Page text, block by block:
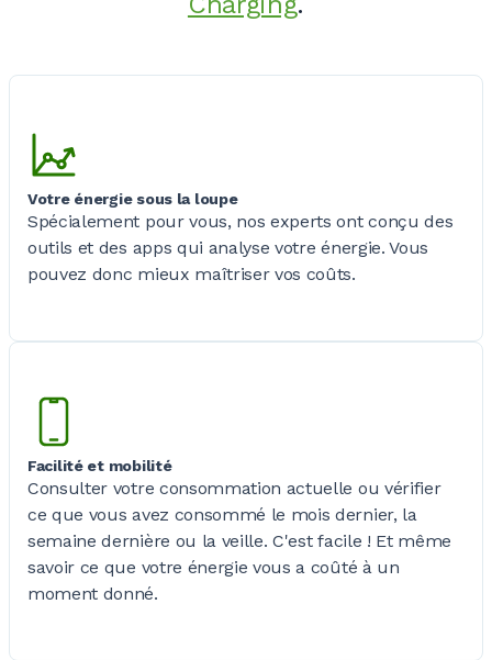
Votre énergie sous la loupe
Spécialement pour vous, nos experts ont conçu des
outils et des apps qui analyse votre énergie. Vous
pouvez donc mieux maîtriser vos coûts.
Facilité et mobilité
Consulter votre consommation actuelle ou vérifier
ce que vous avez consommé le mois dernier, la
semaine dernière ou la veille. C'estfacile ! Et même
savoir ce que votre énergie vous a coûté à un
moment donné.